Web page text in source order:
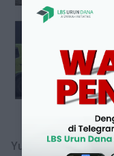
Yuk invest sekarang